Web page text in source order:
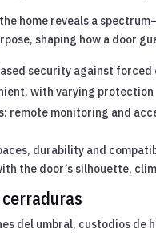
home reveals a
shaping how a door
security against forced
with varying protection
remote monitoring and
durability and
the door’s silhouette,
del umbral, custodios